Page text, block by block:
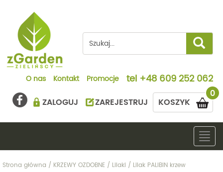
O nas Kontakt Promocje tel +48 609 252 062
0
KOSZYK
ZALOGUJ ZAREJESTRUJ
Strona główna / KRZEWY OZDOBNE / Lilaki / Lilak PALIBIN krzew